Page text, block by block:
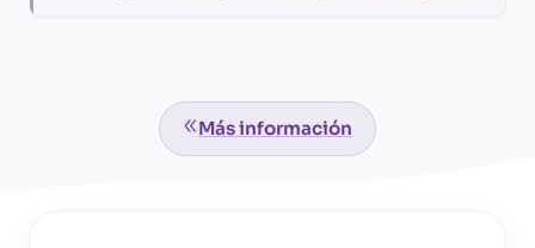
Más información